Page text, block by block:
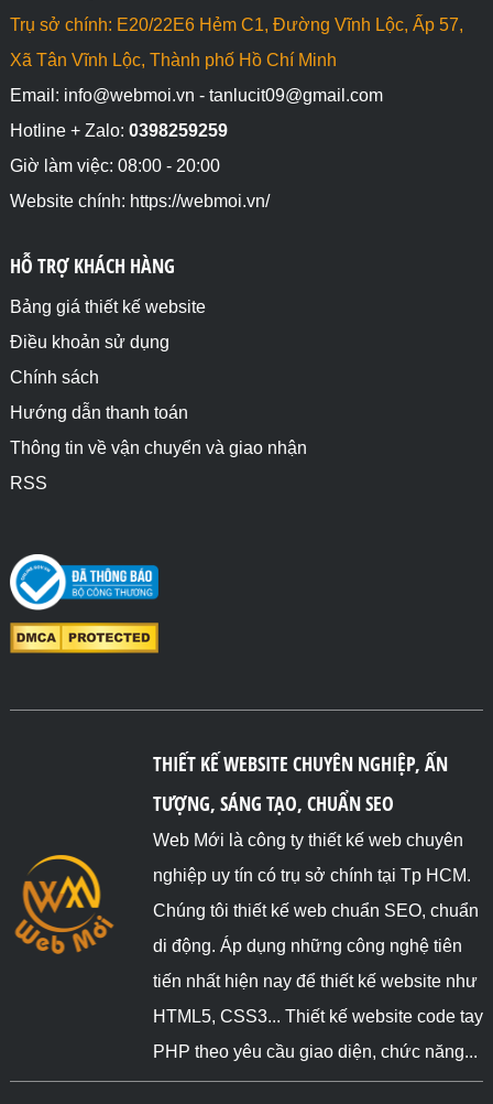
Trụ sở chính: E20/22E6 Hẻm C1, Đường Vĩnh Lộc, Ấp 57,
Xã Tân Vĩnh Lộc, Thành phố Hồ Chí Minh
Email: info@webmoi.vn - tanlucit09@gmail.com
Hotline + Zalo: 0398259259
Giờ làm việc: 08:00 - 20:00
Website chính: https://webmoi.vn/
HỖ TRỢ KHÁCH HÀNG
Bảng giá thiết kế website
Điều khoản sử dụng
Chính sách
Hướng dẫn thanh toán
Thông tin về vận chuyển và giao nhận
RSS
THIẾT KẾ WEBSITE CHUYÊN NGHIỆP, ẤN
TƯỢNG, SÁNG TẠO, CHUẨN SEO
Web Mới là công ty thiết kế web chuyên
nghiệp uy tín có trụ sở chính tại Tp HCM.
Chúng tôi thiết kế web chuẩn SEO, chuẩn
di động. Áp dụng những công nghệ tiên
tiến nhất hiện nay để thiết kế website như
HTML5, CSS3... Thiết kế website code tay
PHP theo yêu cầu giao diện, chức năng...